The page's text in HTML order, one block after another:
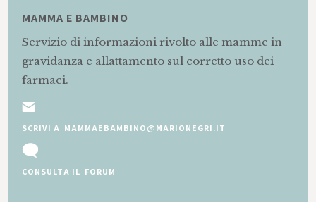
MAMMA E BAMBINO
Servizio di informazioni rivolto alle mamme in
gravidanza e allattamento sul corretto uso dei
farmaci.
SCRIVI A MAMMAEBAMBINO@MARIONEGRI.IT
CONSULTA IL FORUM